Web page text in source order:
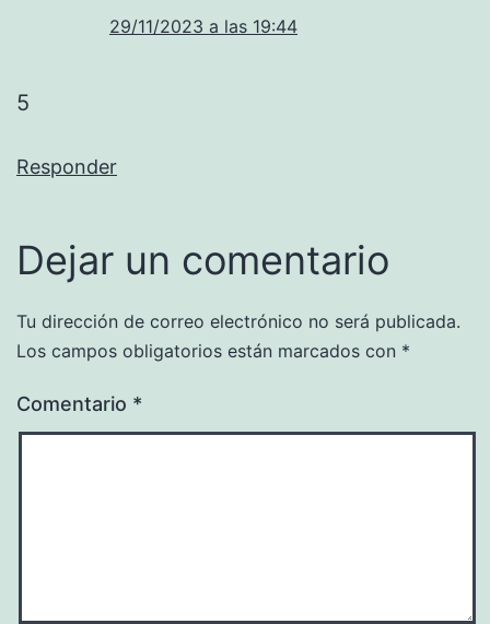
29/11/2023 a las 19:44
5
Responder
Dejar un comentario
Tu dirección de correo electrónico no será publicada.
Los campos obligatorios están marcados con *
Comentario *